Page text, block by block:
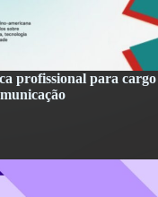
profissional para cargo